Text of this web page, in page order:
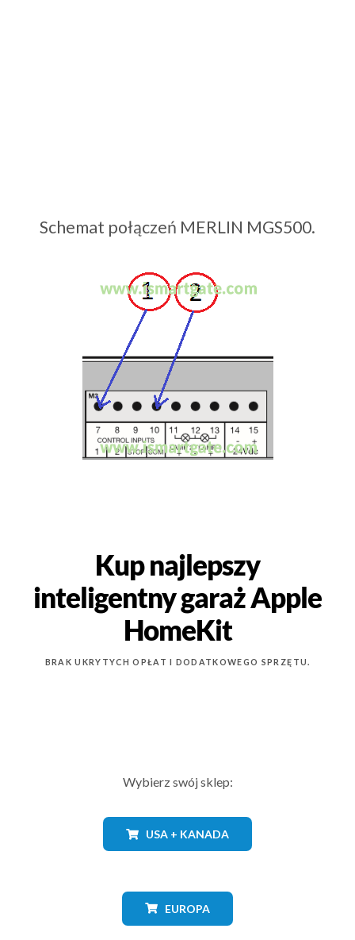
Schemat połączeń MERLIN MGS500.
Kup najlepszy
inteligentny garaż Apple
HomeKit
BRAK UKRYTYCH OPŁAT I DODATKOWEGO SPRZĘTU.
Wybierz swój sklep:
USA + KANADA
EUROPA